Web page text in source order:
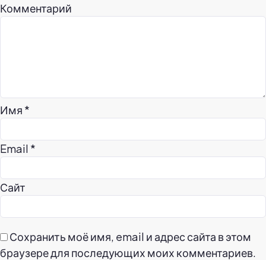
Комментарий
Имя *
Email *
Сайт
Сохранить моё имя, email и адрес сайта в этом
браузере для последующих моих комментариев.